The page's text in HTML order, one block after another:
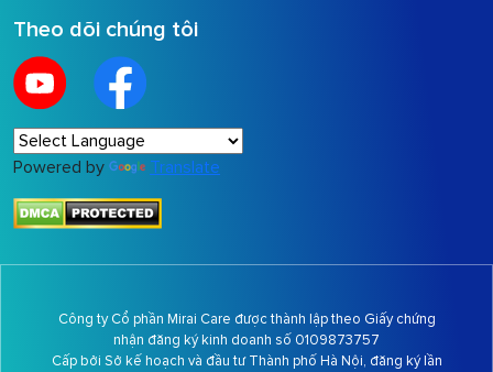
Theo dõi chúng tôi
Powered by Translate
Công ty Cổ phần Mirai Care được thành lập theo Giấy chứng
nhận đăng ký kinh doanh số 0109873757
Cấp bởi Sở kế hoạch và đầu tư Thành phố Hà Nội, đăng ký lần